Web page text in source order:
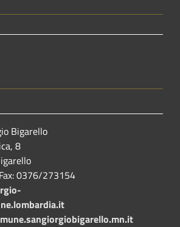
Bigarello
8
0376/273154